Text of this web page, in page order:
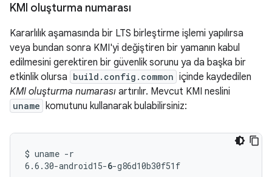
KMI oluşturma numarası
Kararlılık aşamasında bir LTS birleştirme işlemi yapılırsa
veya bundan sonra KMI'yi değiştiren bir yamanın kabul
edilmesini gerektiren bir güvenlik sorunu ya da başka bir
etkinlik olursa build.config.common içinde kaydedilen
KMI oluşturma numarası artırılır. Mevcut KMI neslini
uname komutunu kullanarak bulabilirsiniz:
$ uname -r
6.6.30-android15-6